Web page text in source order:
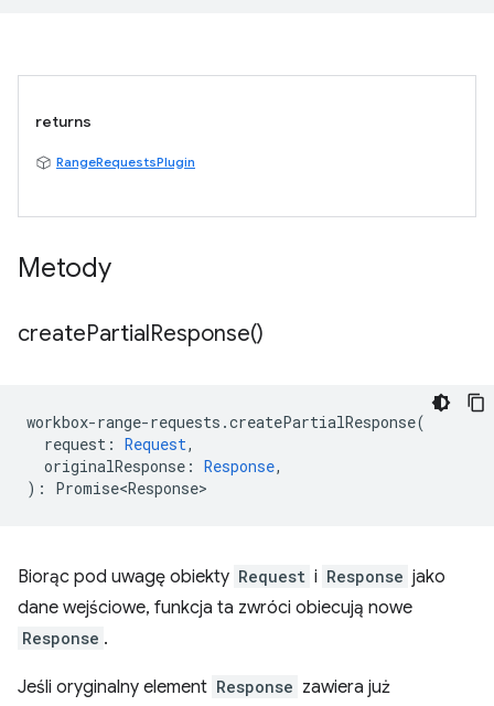
returns
RangeRequestsPlugin
Metody
createPartialResponse()
workbox-range-requests .createPartialResponse(
request : Request,
originalResponse : Response,
) : Promise<Response>
Biorąc pod uwagę obiekty Request i Response jako
dane wejściowe, funkcja ta zwróci obiecują nowe
Response .
Jeśli oryginalny element Response zawiera już